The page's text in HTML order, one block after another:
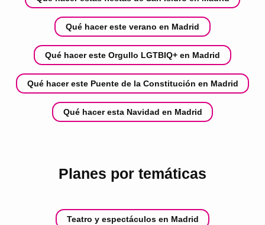
Qué hacer este verano en Madrid
Qué hacer este Orgullo LGTBIQ+ en Madrid
Qué hacer este Puente de la Constitución en Madrid
Qué hacer esta Navidad en Madrid
Planes por temáticas
Teatro y espectáculos en Madrid